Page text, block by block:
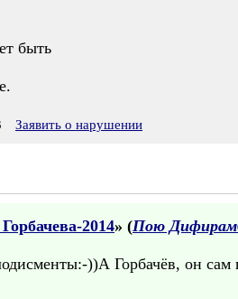
быть
Заявить о нарушении
2014» (Пою
))А Горбачёв, он сам